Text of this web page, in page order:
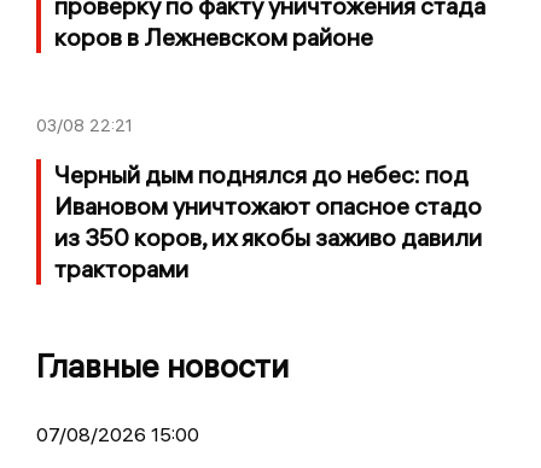
коров в Лежневском районе
03/08 22:21
Черный дым поднялся до небес: под
Ивановом уничтожают опасное стадо
из 350 коров, их якобы заживо давили
тракторами
Главные новости
07/08/2026 15:00